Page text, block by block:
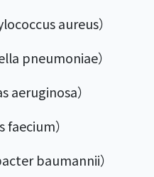
aureus）
pneumoniae）
aeruginosa）
）
baumannii）